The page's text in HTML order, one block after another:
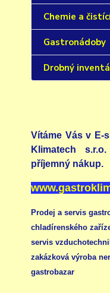
Chemie a
Gastronádoby
Drobný
Vítáme Vás v E-
Klimatech
příjemný nákup.
Prodej a servis
chladírenského
servis
zakázková výroba
gastrobazar